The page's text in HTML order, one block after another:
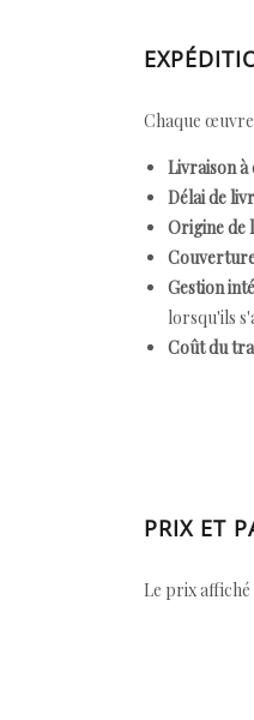
Chaque
Livraison à
Délai de
Origine de
Gestion
lorsqu'ils
Coût du
PRIX ET
Le prix